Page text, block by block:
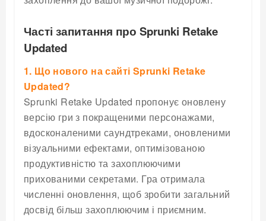
Часті запитання про Sprunki Retake
Updated
1. Що нового на сайті Sprunki Retake
Updated?
Sprunki Retake Updated пропонує оновлену
версію гри з покращеними персонажами,
вдосконаленими саундтреками, оновленими
візуальними ефектами, оптимізованою
продуктивністю та захоплюючими
прихованими секретами. Гра отримала
численні оновлення, щоб зробити загальний
досвід більш захоплюючим і приємним.